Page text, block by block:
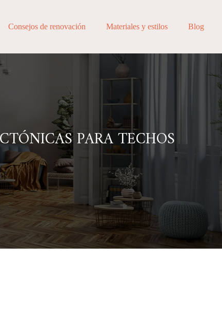
Consejos de renovación Materiales y estilos Blog
PARA TECHOS